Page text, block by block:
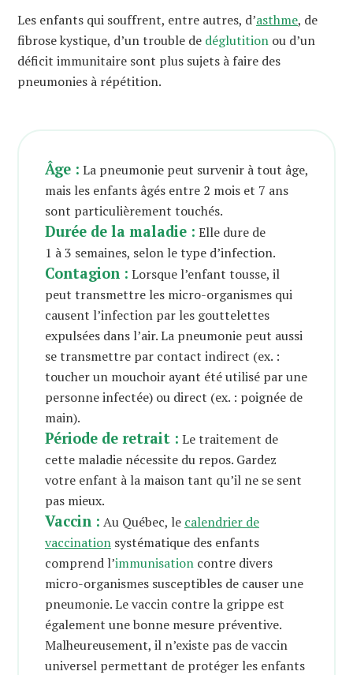
Les enfants qui souffrent, entre autres, d’asthme, de
fibrose kystique, d’un trouble de déglutition ou d’un
déficit immunitaire sont plus sujets à faire des
pneumonies à répétition.
Âge : La pneumonie peut survenir à tout âge,
mais les enfants âgés entre 2 mois et 7 ans
sont particulièrement touchés.
Durée de la maladie : Elle dure de
1 à 3 semaines, selon le type d’infection.
Contagion : Lorsque l’enfant tousse, il
peut transmettre les micro-organismes qui
causent l’infection par les gouttelettes
expulsées dans l’air. La pneumonie peut aussi
se transmettre par contact indirect (ex. :
toucher un mouchoir ayant été utilisé par une
personne infectée) ou direct (ex. : poignée de
main).
Période de retrait : Le traitement de
cette maladie nécessite du repos. Gardez
votre enfant à la maison tant qu’il ne se sent
pas mieux.
Vaccin : Au Québec, le calendrier de
vaccination systématique des enfants
comprend l’immunisation contre divers
micro-organismes susceptibles de causer une
pneumonie. Le vaccin contre la grippe est
également une bonne mesure préventive.
Malheureusement, il n’existe pas de vaccin
universel permettant de protéger les enfants